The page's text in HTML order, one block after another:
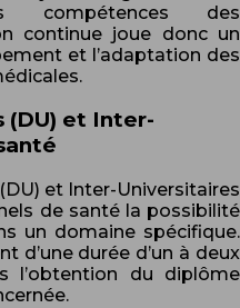
compétences des
continue joue donc un
et l’adaptation des
(DU) et Inter-
et Inter-Universitaires
de santé la possibilité
un domaine spécifique.
d’une durée d’un à deux
l’obtention du diplôme